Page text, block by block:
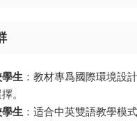
生 ：教材專爲國際環境設
。
生 ：适合中英雙語教學模